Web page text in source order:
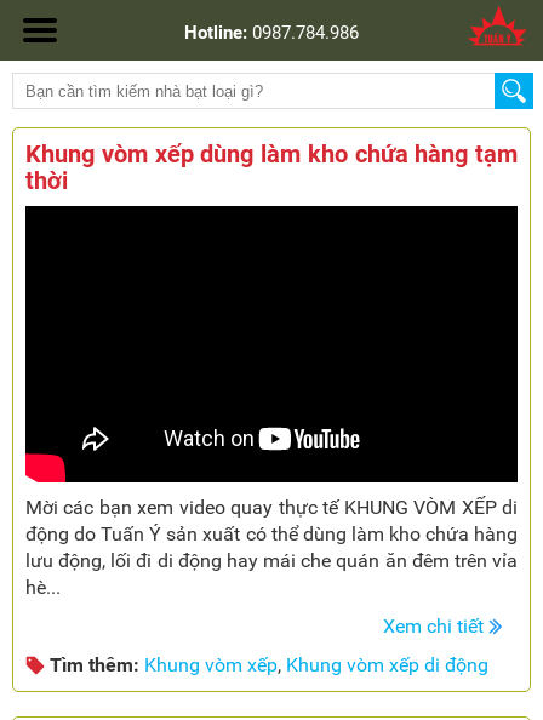
Hotline: 0987.784.986
Khung vòm xếp dùng làm kho chứa hàng tạm
thời
Mời các bạn xem video quay thực tế KHUNG VÒM XẾP di
động do Tuấn Ý sản xuất có thể dùng làm kho chứa hàng
lưu động, lối đi di động hay mái che quán ăn đêm trên vỉa
hè...
Xem chi tiết
Tìm thêm: Khung vòm xếp, Khung vòm xếp di động